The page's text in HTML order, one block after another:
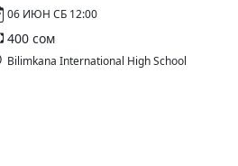
06 ИЮН СБ 12:00
400 сом
Bilimkana International High School